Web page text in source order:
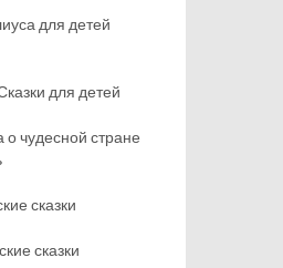
для детей
для детей
о чудесной стране
сказки
сказки